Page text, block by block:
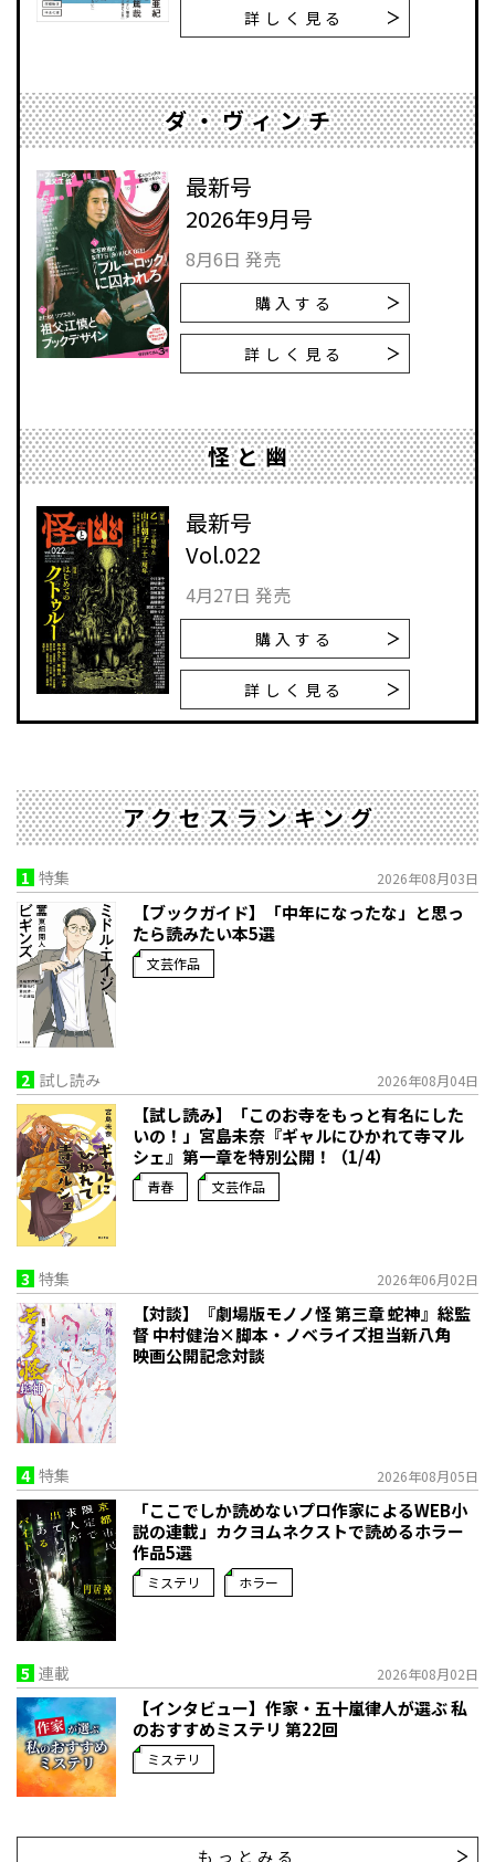
詳しく見る
ダ・ヴィンチ
最新号
2026年9月号
8月6日 発売
購入する
詳しく見る
怪と幽
最新号
Vol.022
4月27日 発売
購入する
詳しく見る
アクセスランキング
1 特集 2026年08月03日
【ブックガイド】「中年になったな」と思っ
たら読みたい本5選
文芸作品
2 試し読み 2026年08月04日
【試し読み】「このお寺をもっと有名にした
いの！」宮島未奈『ギャルにひかれて寺マル
シェ』第一章を特別公開！（1/4）
青春 文芸作品
3 特集 2026年06月02日
【対談】『劇場版モノノ怪 第三章 蛇神』総監
督 中村健治×脚本・ノベライズ担当新八角
映画公開記念対談
4 特集 2026年08月05日
「ここでしか読めないプロ作家によるWEB小
説の連載」――カクヨムネクストで読めるホラー
作品5選
ミステリ ホラー
5 連載 2026年08月02日
【インタビュー】作家・五十嵐律人が選ぶ 私
のおすすめミステリ 第22回
ミステリ
もっとみる